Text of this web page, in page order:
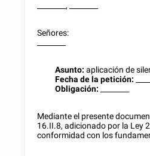
,
Señores:
Asunto: aplicación de
Fecha de la petición:
Obligación:
Mediante el presente
16.II.8, adicionado por la Ley
conformidad con los